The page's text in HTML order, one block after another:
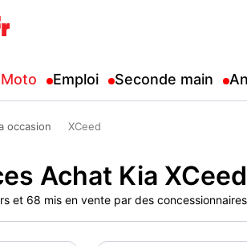
Emploi Seconde main
occasion XCeed
Achat Kia
et 68 mis en vente par des concessionnaires